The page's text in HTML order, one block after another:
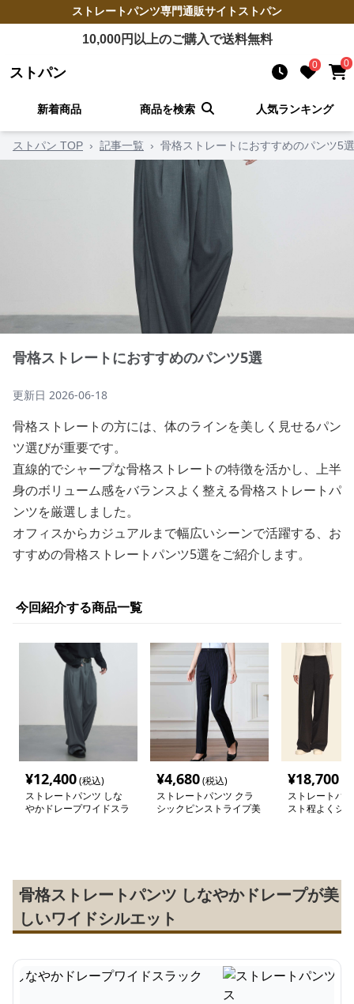
ストレートパンツ専門通販サイト ストパン
10,000円以上のご購入で送料無料
ストパン 0 0
新着商品 商品を検索 人気ランキング
ストパン TOP › 記事一覧 › 骨格ストレートにおすすめのパンツ5選
骨格ストレートにおすすめのパンツ5選
更新日 2026-06-18
骨格ストレートの方には、体のラインを美しく見せるパン
ツ選びが重要です。
直線的でシャープな骨格ストレートの特徴を活かし、上半
身のボリューム感をバランスよく整える骨格ストレートパ
ンツを厳選しました。
オフィスからカジュアルまで幅広いシーンで活躍する、お
すすめの骨格ストレートパンツ5選をご紹介します。
今回紹介する商品一覧
¥12,400(税込)
ストレートパンツ しな
やかドレープワイドスラ
¥4,680(税込)
ストレートパンツ クラ
シックピンストライプ美
¥18,700
ストレートパ
スト程よくシ
骨格ストレートパンツ しなやかドレープが美
しいワイドシルエット